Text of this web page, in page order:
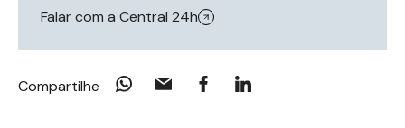
Falar com a Central 24h
Compartilhe